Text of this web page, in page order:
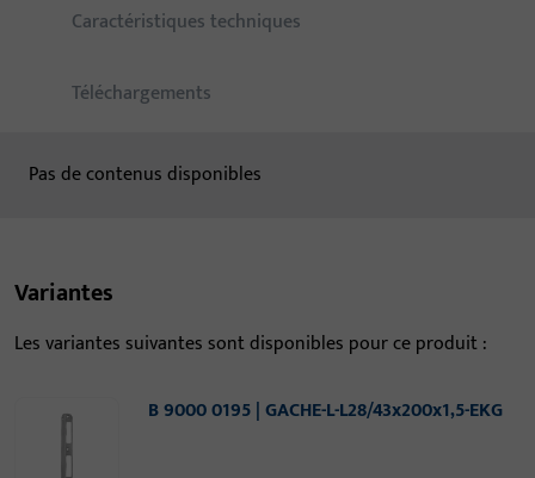
Caractéristiques techniques
Téléchargements
Pas de contenus disponibles
Variantes
Les variantes suivantes sont disponibles pour ce produit :
B 9000 0195 | GACHE-L-L28/43x200x1,5-EKG